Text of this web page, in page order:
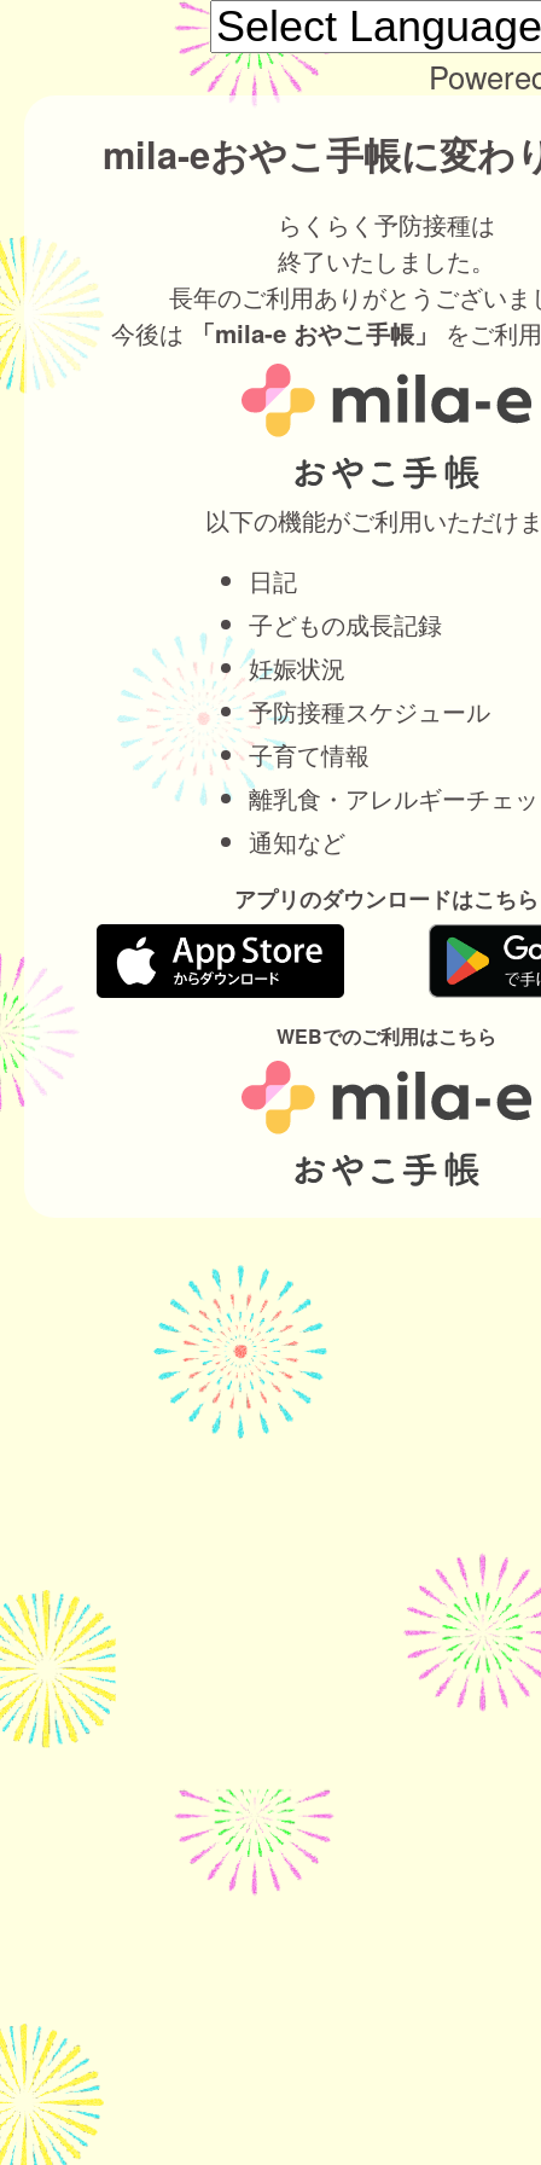
mila-eおやこ手帳に変わ
らくらく予防接種は
終了いたしました。
長年のご利用ありがとうございま
今後は
「mila-e おやこ手帳」 をご利
以下の機能がご利用いただけ
日記
子どもの成長記録
妊娠状況
予防接種スケジュール
子育て情報
離乳食・アレルギーチェ
通知など
アプリのダウンロードはこちら
WEBでのご利用はこちら